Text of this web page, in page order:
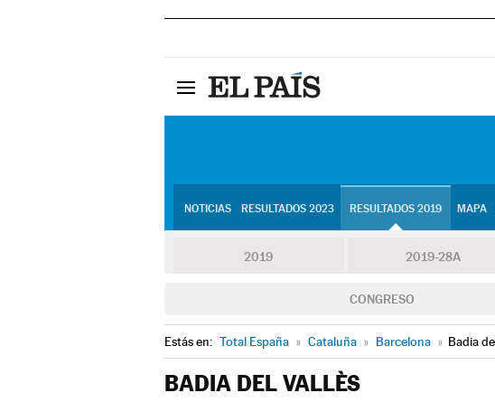
NOTICIAS RESULTADOS 2023 RESULTADOS 2019 MAPA
2019 2019-28A
CONGRESO
Estás en: Total España » Cataluña » Barcelona » Badia
BADIA DEL VALLÈS